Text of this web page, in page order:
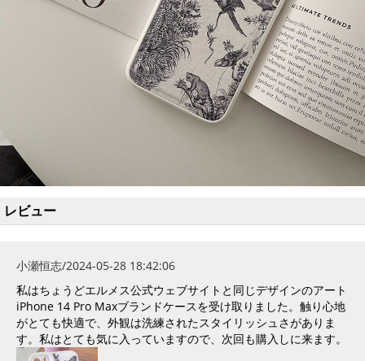
レビュー
小瀬恒志/2024-05-28 18:42:06
私はちょうどエルメス公式ウェブサイトと同じデザインのアート
iPhone 14 Pro Maxブランドケースを受け取りました。触り心地
がとても快適で、外観は洗練されたスタイリッシュさがありま
す。私はとても気に入っていますので、次回も購入しに来ます。